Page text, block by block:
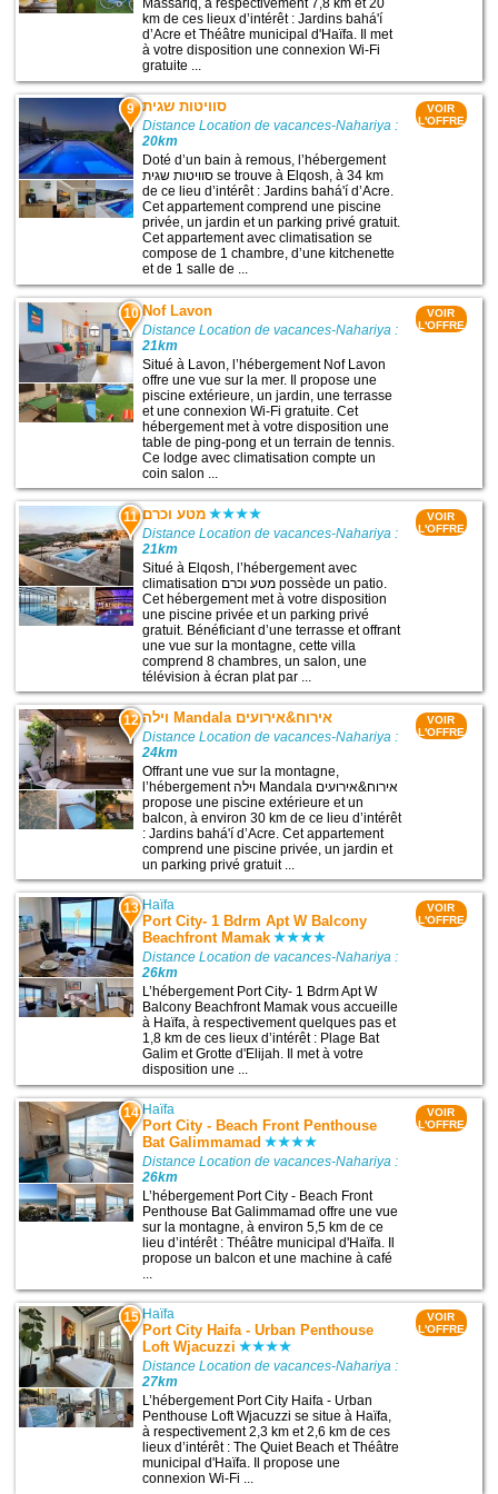
Massariq, à respectivement 7,8 km et 20
km de ces lieux d’intérêt : Jardins bahá'í
d’Acre et Théâtre municipal d'Haïfa. Il met
à votre disposition une connexion Wi-Fi
gratuite ...
9 סוויטות שגית
Distance Location de vacances-Nahariya :
20km
Doté d’un bain à remous, l’hébergement
סוויטות שגית se trouve à Elqosh, à 34 km
de ce lieu d’intérêt : Jardins bahá'í d’Acre.
Cet appartement comprend une piscine
privée, un jardin et un parking privé gratuit.
Cet appartement avec climatisation se
compose de 1 chambre, d’une kitchenette
et de 1 salle de ...
VOIR
L'OFFRE
10 Nof Lavon
Distance Location de vacances-Nahariya :
21km
Situé à Lavon, l’hébergement Nof Lavon
offre une vue sur la mer. Il propose une
piscine extérieure, un jardin, une terrasse
et une connexion Wi-Fi gratuite. Cet
hébergement met à votre disposition une
table de ping-pong et un terrain de tennis.
Ce lodge avec climatisation compte un
coin salon ...
VOIR
L'OFFRE
11 מטע וכרם
Distance Location de vacances-Nahariya :
21km
Situé à Elqosh, l’hébergement avec
climatisation מטע וכרם possède un patio.
Cet hébergement met à votre disposition
une piscine privée et un parking privé
gratuit. Bénéficiant d’une terrasse et offrant
une vue sur la montagne, cette villa
comprend 8 chambres, un salon, une
télévision à écran plat par ...
VOIR
L'OFFRE
12 וילה Mandala אירוח&אירועים
Distance Location de vacances-Nahariya :
24km
Offrant une vue sur la montagne,
l’hébergement וילה Mandala אירוח&אירועים
propose une piscine extérieure et un
balcon, à environ 30 km de ce lieu d’intérêt
: Jardins bahá'í d’Acre. Cet appartement
comprend une piscine privée, un jardin et
un parking privé gratuit ...
VOIR
L'OFFRE
13 Haïfa
Port City- 1 Bdrm Apt W Balcony
Beachfront Mamak
Distance Location de vacances-Nahariya :
26km
L’hébergement Port City- 1 Bdrm Apt W
Balcony Beachfront Mamak vous accueille
à Haïfa, à respectivement quelques pas et
1,8 km de ces lieux d’intérêt : Plage Bat
Galim et Grotte d'Elijah. Il met à votre
disposition une ...
VOIR
L'OFFRE
14 Haïfa
Port City - Beach Front Penthouse
Bat Galimmamad
Distance Location de vacances-Nahariya :
26km
L’hébergement Port City - Beach Front
Penthouse Bat Galimmamad offre une vue
sur la montagne, à environ 5,5 km de ce
lieu d’intérêt : Théâtre municipal d'Haïfa. Il
propose un balcon et une machine à café
...
VOIR
L'OFFRE
15 Haïfa
Port City Haifa - Urban Penthouse
Loft Wjacuzzi
Distance Location de vacances-Nahariya :
27km
L’hébergement Port City Haifa - Urban
Penthouse Loft Wjacuzzi se situe à Haïfa,
à respectivement 2,3 km et 2,6 km de ces
lieux d’intérêt : The Quiet Beach et Théâtre
municipal d'Haïfa. Il propose une
connexion Wi-Fi ...
VOIR
L'OFFRE